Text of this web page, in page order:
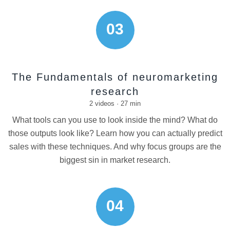
03
The Fundamentals of neuromarketing
research
2 videos · 27 min
What tools can you use to look inside the mind? What do
those outputs look like? Learn how you can actually predict
sales with these techniques. And why focus groups are the
biggest sin in market research.
04